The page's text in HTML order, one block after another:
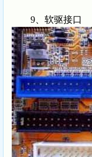
9、软驱接口